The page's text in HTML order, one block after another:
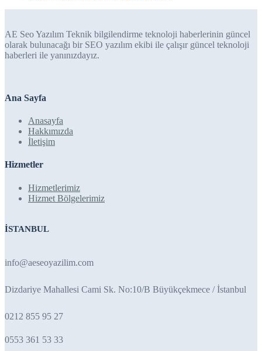
AE Seo Yazılım Teknik bilgilendirme teknoloji haberlerinin güncel
olarak bulunacağı bir SEO yazılım ekibi ile çalışır güncel teknoloji
haberleri ile yanınızdayız.
Ana Sayfa
Anasayfa
Hakkımızda
İletişim
Hizmetler
Hizmetlerimiz
Hizmet Bölgelerimiz
İSTANBUL
info@aeseoyazilim.com
Dizdariye Mahallesi Cami Sk. No:10/B Büyükçekmece / İstanbul
0212 855 95 27
0553 361 53 33